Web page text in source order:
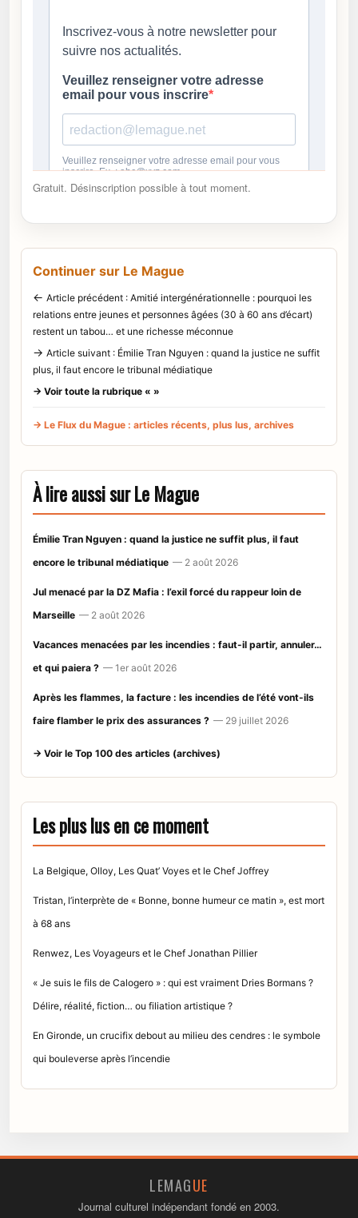
Gratuit. Désinscription possible à tout moment.
Continuer sur Le Mague
← Article précédent : Amitié intergénérationnelle : pourquoi les
relations entre jeunes et personnes âgées (30 à 60 ans d’écart)
restent un tabou… et une richesse méconnue
→ Article suivant : Émilie Tran Nguyen : quand la justice ne suffit
plus, il faut encore le tribunal médiatique
→ Voir toute la rubrique « »
→ Le Flux du Mague : articles récents, plus lus, archives
À lire aussi sur Le Mague
Émilie Tran Nguyen : quand la justice ne suffit plus, il faut
encore le tribunal médiatique — 2 août 2026
Jul menacé par la DZ Mafia : l’exil forcé du rappeur loin de
Marseille — 2 août 2026
Vacances menacées par les incendies : faut-il partir, annuler…
et qui paiera ? — 1er août 2026
Après les flammes, la facture : les incendies de l’été vont-ils
faire flamber le prix des assurances ? — 29 juillet 2026
→ Voir le Top 100 des articles (archives)
Les plus lus en ce moment
La Belgique, Olloy, Les Quat’ Voyes et le Chef Joffrey
Tristan, l’interprète de « Bonne, bonne humeur ce matin », est mort
à 68 ans
Renwez, Les Voyageurs et le Chef Jonathan Pillier
« Je suis le fils de Calogero » : qui est vraiment Dries Bormans ?
Délire, réalité, fiction… ou filiation artistique ?
En Gironde, un crucifix debout au milieu des cendres : le symbole
qui bouleverse après l’incendie
LEMAGUE
Journal culturel indépendant fondé en 2003.